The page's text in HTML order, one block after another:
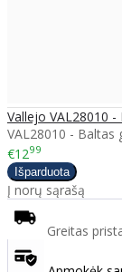
Vallejo VAL28010
VAL28010 - Baltas
€1299
Į norų sąrašą
Greitas